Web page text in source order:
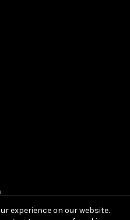
experience on our website.